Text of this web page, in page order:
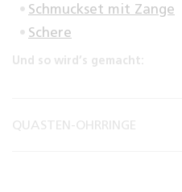
Schmuckset mit Zange
Schere
Und so wird’s gemacht:
QUASTEN-OHRRINGE